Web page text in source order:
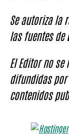
Se autoriza la
las fuentes de
El Editor no
difundidas
contenidos